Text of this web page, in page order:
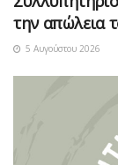
την απώλεια
5 Αυγούστου 2026